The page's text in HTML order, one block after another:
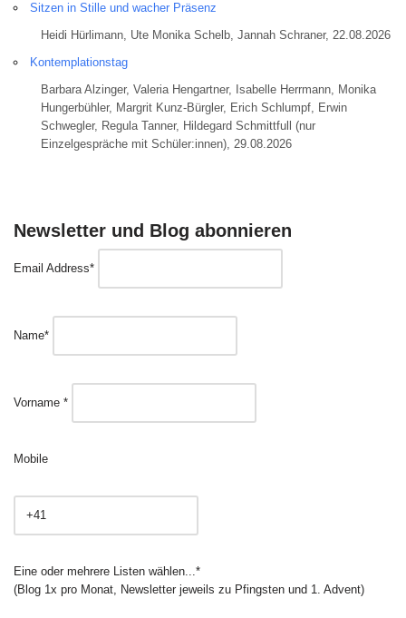
Sitzen in Stille und wacher Präsenz
Heidi Hürlimann, Ute Monika Schelb, Jannah Schraner, 22.08.2026
Kontemplationstag
Barbara Alzinger, Valeria Hengartner, Isabelle Herrmann, Monika
Hungerbühler, Margrit Kunz-Bürgler, Erich Schlumpf, Erwin
Schwegler, Regula Tanner, Hildegard Schmittfull (nur
Einzelgespräche mit Schüler:innen), 29.08.2026
Newsletter und Blog abonnieren
Email Address*
Name*
Vorname *
Mobile
Eine oder mehrere Listen wählen...*
(Blog 1x pro Monat, Newsletter jeweils zu Pfingsten und 1. Advent)